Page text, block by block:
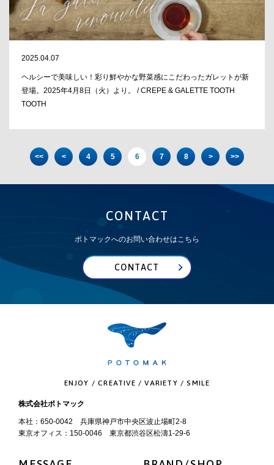
2025.04.07
ヘルシーで美味しい！彩り鮮やかな野菜感にこだわったガレットが新
登場。2025年4月8日（火）より。 / CREPE & GALETTE TOOTH
TOOTH
<< < 4 5 6 7 8 > >>
CONTACT
ポトマックへのお問い合わせはこちら
CONTACT
ENJOY / CREATIVE / VARIETY / SMILE
株式会社ポトマック
本社：650-0042 兵庫県神戸市中央区波止場町2-8
東京オフィス：150-0046 東京都渋谷区松濤1-29-6